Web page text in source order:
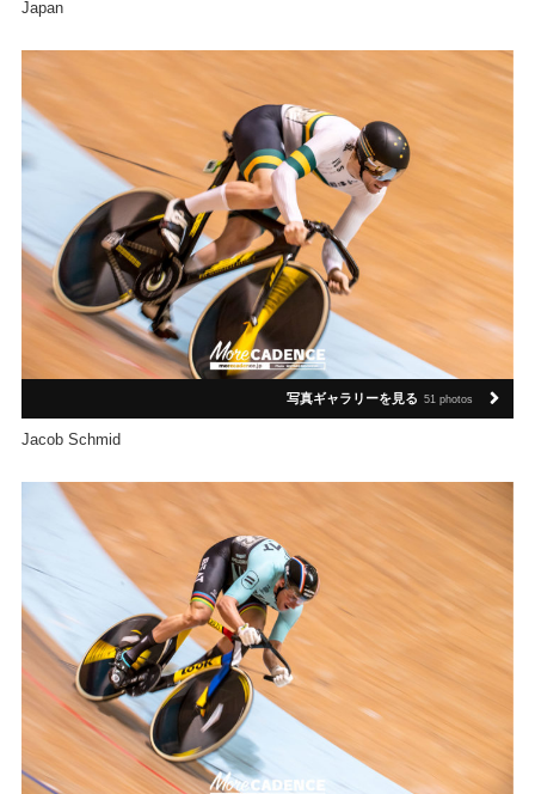
Japan
写真ギャラリーを見る 51 photos
Jacob Schmid